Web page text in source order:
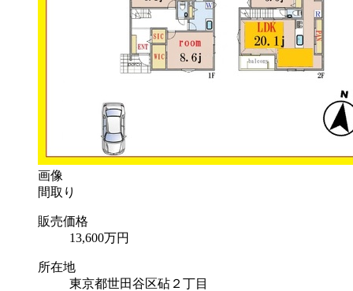
画像
間取り
販売価格
13,600万円
所在地
東京都世田谷区砧２丁目